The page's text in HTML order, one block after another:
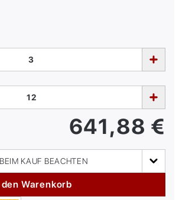
641,88 €
KAUF BEACHTEN
den Warenkorb